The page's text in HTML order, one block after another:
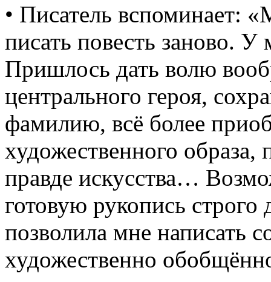
• Писатель вспоминает:
писать повесть заново.
Пришлось дать волю
центрального героя,
фамилию, всё более
художественного образа,
правде искусства…
готовую рукопись строго
позволила мне написать
художественно